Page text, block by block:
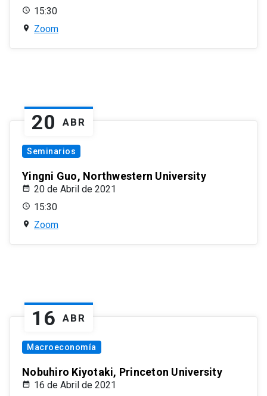
15:30
Zoom
20 ABR
Seminarios
Yingni Guo, Northwestern University
20 de Abril de 2021
15:30
Zoom
16 ABR
Macroeconomía
Nobuhiro Kiyotaki, Princeton University
16 de Abril de 2021